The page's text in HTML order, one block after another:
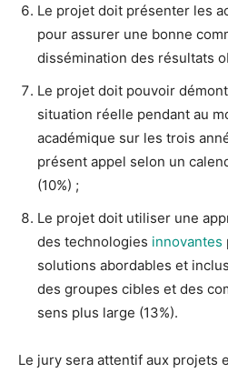
Le projet doit présenter les
pour assurer une bonne
dissémination des résultats
Le projet doit pouvoir
situation réelle pendant au
académique sur les trois
présent appel selon un
(10%) ;
Le projet doit utiliser une
des technologies innovantes
solutions abordables et
des groupes cibles et des
sens plus large (13%).
Le jury sera attentif aux projets